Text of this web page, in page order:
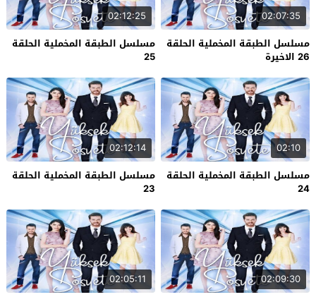
02:07:35
مسلسل الطبقة المخملية الحلقة
26 الاخيرة
02:12:25
مسلسل الطبقة المخملية الحلقة
25
02:10
مسلسل الطبقة المخملية الحلقة
24
02:12:14
مسلسل الطبقة المخملية الحلقة
23
02:09:30
02:05:11